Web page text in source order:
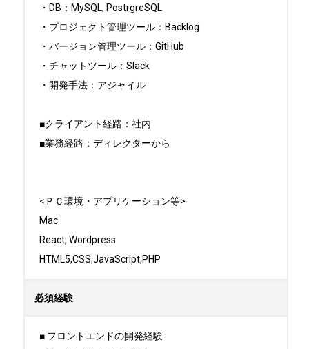
・DB：MySQL, PostrgreSQL
・プロジェクト管理ツール：Backlog
・バージョン管理ツール：GitHub
・チャットツール：Slack
・開発手法：アジャイル
■クライアント経路：社内
■業務経路：ディレクターから
<ＰＣ環境・アプリケーション等>
Mac
React, Wordpress
HTML5,CSS,JavaScript,PHP
必須経験
■ フロントエンドの開発経験